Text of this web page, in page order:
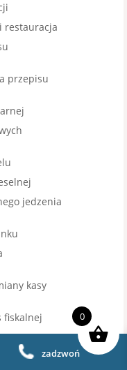
restauracja
przepisu
jedzenia
kasy
fiskalnej
weselnazadzwoń
0